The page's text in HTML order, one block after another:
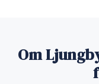
Om